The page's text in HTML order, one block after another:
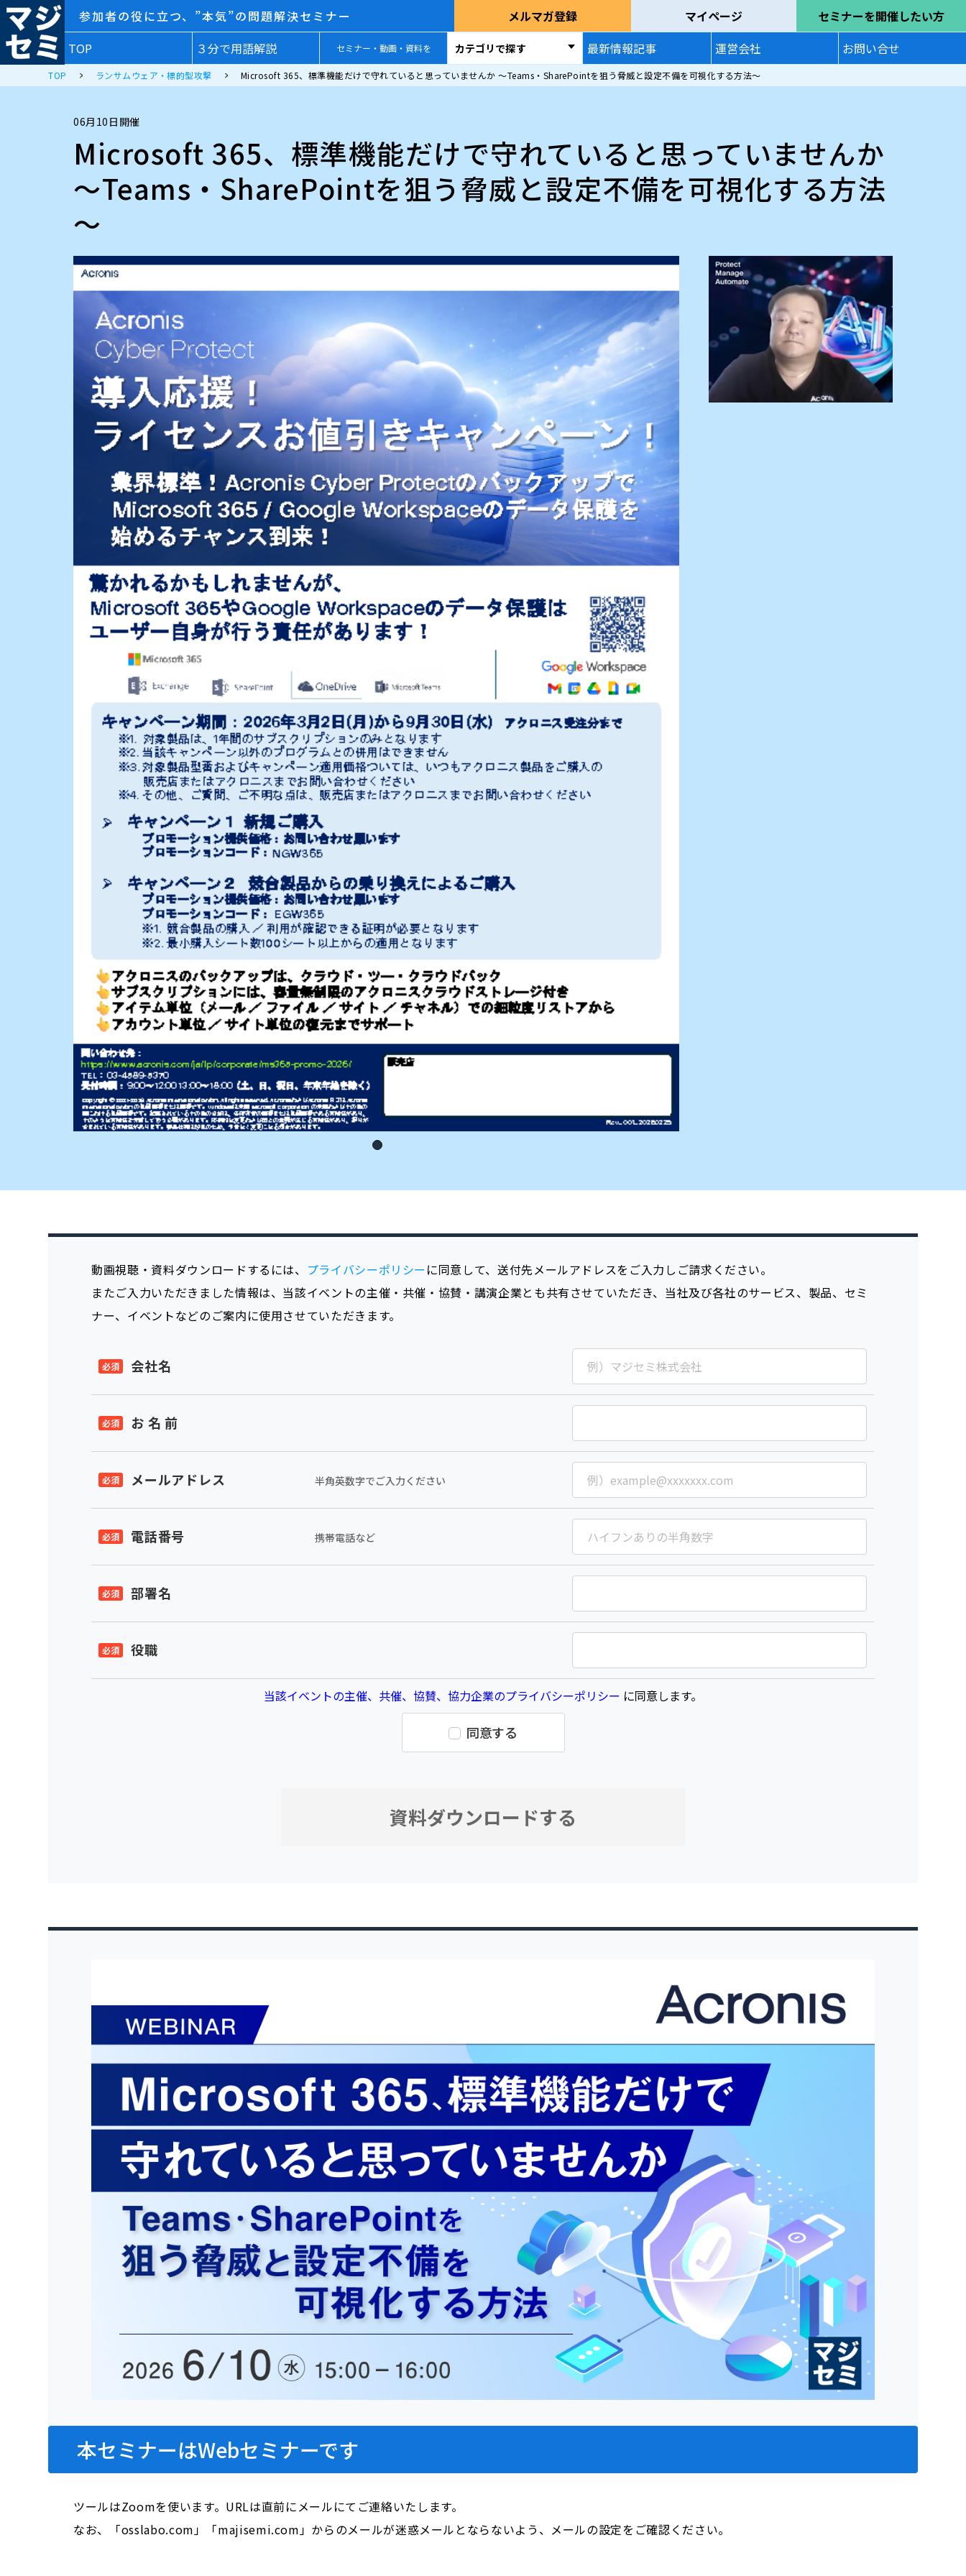
参加者の役に立つ、”本気”の問題解決セミナー メルマガ登録 マイページ
セミナーを開催したい方
TOP
３分で用語解説 セミナー・動画・資料を カテゴリで探す 最新情報記事 運営会社 お問い合せ
TOP ランサムウェア・標的型攻撃 Microsoft 365、標準機能だけで守れていると思っていませんか ～Teams・SharePointを狙う脅威と設定不備を可視化する方法～
06月10日開催
Microsoft 365、標準機能だけで守れていると思っていませんか
～Teams・SharePointを狙う脅威と設定不備を可視化する方法
～
動画視聴・資料ダウンロードするには、 プライバシーポリシー に同意して、送付先メールアドレスをご入力しご請求ください。
またご入力いただきました情報は、当該イベントの主催・共催・協賛・講演企業とも共有させていただき、当社及び各社のサービス、製品、セミ
ナー、イベントなどのご案内に使用させていただきます。
会社名
お 名 前
メールアドレス 半角英数字でご入力ください
電話番号 携帯電話など
部署名
役職
当該イベントの主催、共催、協賛、協力企業のプライバシーポリシー に同意します。
同意する
本セミナーはWebセミナーです
ツールはZoomを使います。URLは直前にメールにてご連絡いたします。
なお、「osslabo.com」「majisemi.com」からのメールが迷惑メールとならないよう、メールの設定をご確認ください。